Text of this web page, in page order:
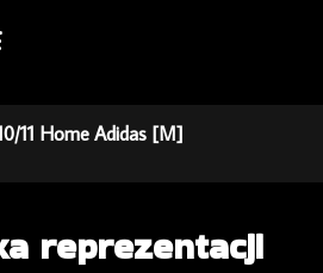
11 Home Adidas [M]
reprezentacji